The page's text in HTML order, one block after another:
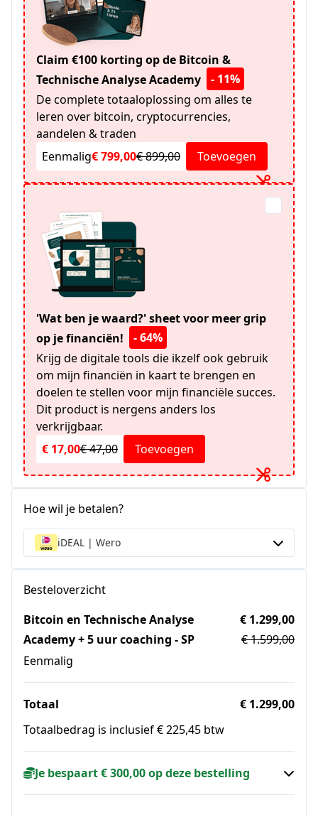
Claim €100 korting op de Bitcoin &
Technische Analyse Academy
- 11%
De complete totaaloplossing om alles te
leren over bitcoin, cryptocurrencies,
aandelen & traden
Eenmalig€ 799,00€ 899,00 Toevoegen
'Wat ben je waard?' sheet voor meer grip
op je financiën!
- 64%
Krijg de digitale tools die ikzelf ook gebruik
om mijn financiën in kaart te brengen en
doelen te stellen voor mijn financiële succes.
Dit product is nergens anders los
verkrijgbaar.
€ 17,00€ 47,00 Toevoegen
Hoe wil je betalen?
iDEAL | Wero
Besteloverzicht
Bitcoin en Technische Analyse
Academy + 5 uur coaching - SP
Eenmalig
€ 1.299,00
€ 1.599,00
Totaal
€ 1.299,00
Totaalbedrag is inclusief € 225,45 btw
Je bespaart € 300,00 op deze bestelling